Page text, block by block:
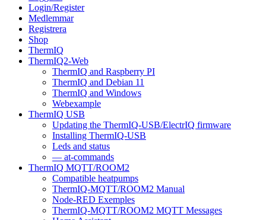
Login/Register
Medlemmar
Registrera
Shop
ThermIQ
ThermIQ2-Web
ThermIQ and Raspberry PI
ThermIQ and Debian 11
ThermIQ and Windows
Webexample
ThermIQ USB
Updating the ThermIQ-USB/ElectrIQ firmware
Installing ThermIQ-USB
Leds and status
— at-commands
ThermIQ MQTT/ROOM2
Compatible heatpumps
ThermIQ-MQTT/ROOM2 Manual
Node-RED Exemples
ThermIQ-MQTT/ROOM2 MQTT Messages